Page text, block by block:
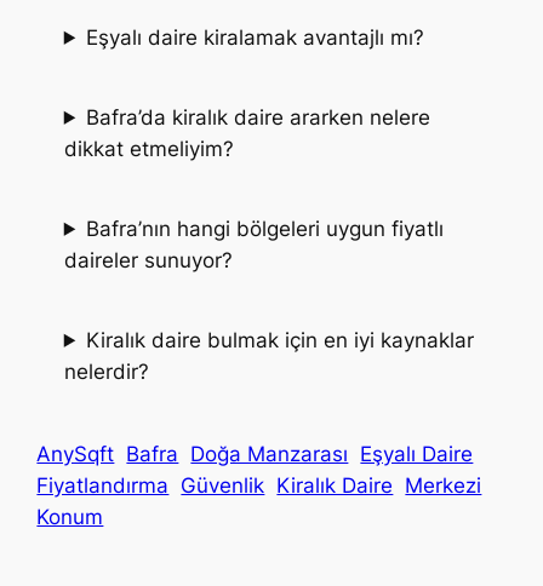
Eşyalı daire kiralamak avantajlı mı?
Bafra’da kiralık daire ararken nelere
dikkat etmeliyim?
Bafra’nın hangi bölgeleri uygun fiyatlı
daireler sunuyor?
Kiralık daire bulmak için en iyi kaynaklar
nelerdir?
AnySqft Bafra Doğa Manzarası Eşyalı Daire
Fiyatlandırma Güvenlik Kiralık Daire Merkezi
Konum